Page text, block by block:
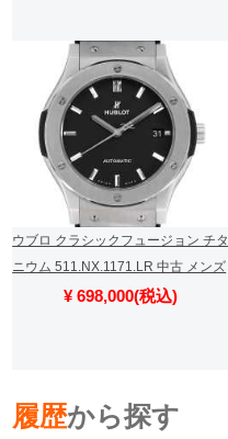
ウブロ クラシックフュージョン チタ
ニウム 511.NX.1171.LR 中古 メンズ
¥ 698,000(税込)
履歴から探す